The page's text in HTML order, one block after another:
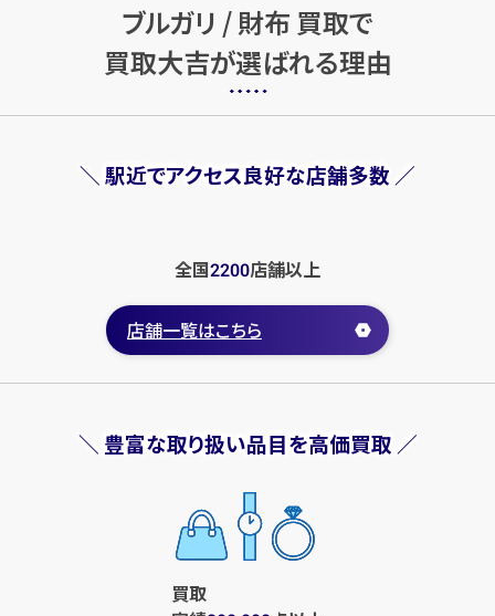
17,000円
買取参考価格
財布
ブルガリ / 財布 買取で
買取大吉が選ばれる理由
＼ 駅近でアクセス良好な店舗多数 ／
全国2200店舗以上
店舗一覧はこちら
＼ 豊富な取り扱い品目を高価買取 ／
買取